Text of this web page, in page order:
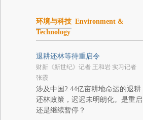
环境与科技 Environment &
Technology
退耕还林等待重启令
财新《新世纪》记者 王和岩 实习记者
张霞
涉及中国2.44亿亩耕地命运的退耕
还林政策，迟迟未明朗化。是重启
还是继续暂停？